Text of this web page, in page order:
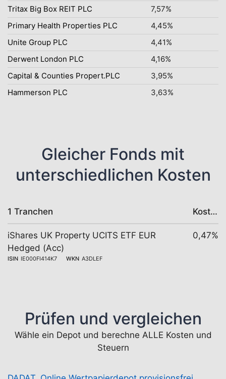
Tritax Big Box REIT PLC
7,57%
Primary Health Properties PLC
4,45%
Unite Group PLC
4,41%
Derwent London PLC
4,16%
Capital & Counties Propert.PLC
3,95%
Hammerson PLC
3,63%
Gleicher Fonds mit
unterschiedlichen Kosten
1 Tranchen Kosten
iShares UK Property UCITS ETF EUR
Hedged (Acc)
ISIN IE000FI414K7 WKN A3DLEF
0,47%
Prüfen und vergleichen
Wähle ein Depot und berechne ALLE Kosten und
Steuern